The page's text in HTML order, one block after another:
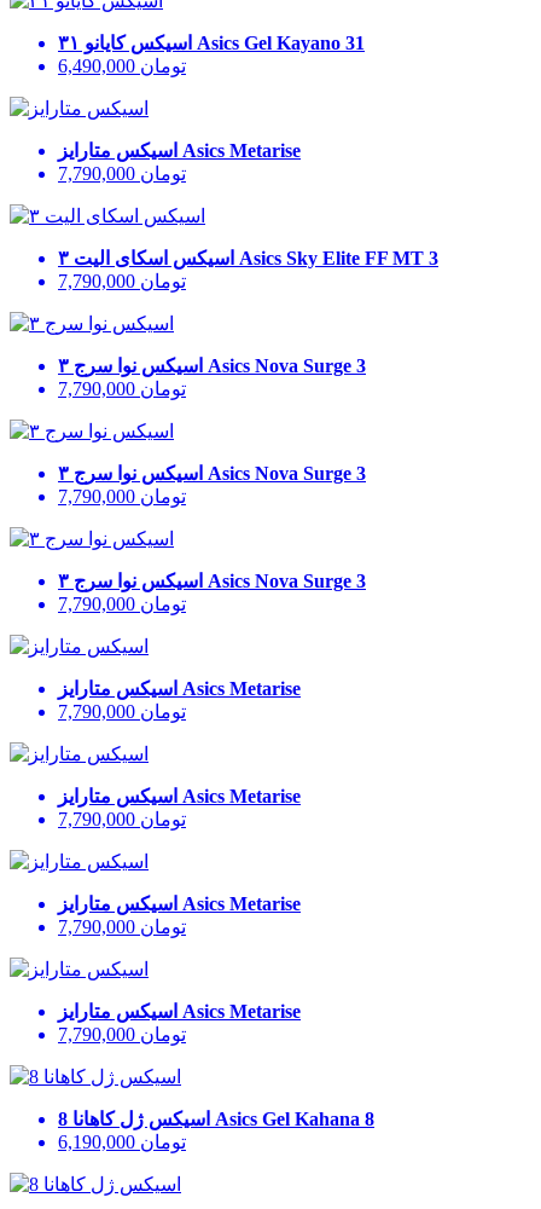
اسیکس کایانو ۳۱ Asics Gel Kayano 31
6,490,000 تومان
اسیکس متارایز Asics Metarise
7,790,000 تومان
اسیکس اسکای الیت ۳ Asics Sky Elite FF MT 3
7,790,000 تومان
اسیکس نوا سرج ۳ Asics Nova Surge 3
7,790,000 تومان
اسیکس نوا سرج ۳ Asics Nova Surge 3
7,790,000 تومان
اسیکس نوا سرج ۳ Asics Nova Surge 3
7,790,000 تومان
اسیکس متارایز Asics Metarise
7,790,000 تومان
اسیکس متارایز Asics Metarise
7,790,000 تومان
اسیکس متارایز Asics Metarise
7,790,000 تومان
اسیکس متارایز Asics Metarise
7,790,000 تومان
اسیکس ژل کاهانا 8 Asics Gel Kahana 8
6,190,000 تومان